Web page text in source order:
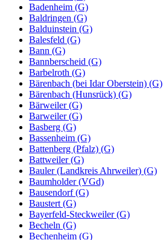
Badenheim (G)
Baldringen (G)
Balduinstein (G)
Balesfeld (G)
Bann (G)
Bannberscheid (G)
Barbelroth (G)
Bärenbach (bei Idar Oberstein) (G)
Bärenbach (Hunsrück) (G)
Bärweiler (G)
Barweiler (G)
Basberg (G)
Bassenheim (G)
Battenberg (Pfalz) (G)
Battweiler (G)
Bauler (Landkreis Ahrweiler) (G)
Baumholder (VGd)
Bausendorf (G)
Baustert (G)
Bayerfeld-Steckweiler (G)
Becheln (G)
Bechenheim (G)